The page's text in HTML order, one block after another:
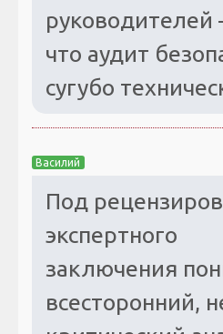
руководителей
что аудит
сугубо
Василий
Под
экспертного
заключения
всесторонний,